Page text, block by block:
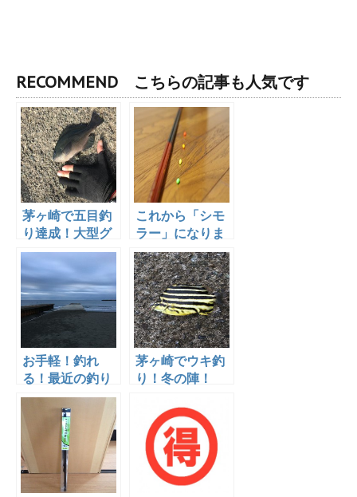
RECOMMEND こちらの記事も人気です
茅ヶ崎で五目釣
り達成！大型グ
レも居たよ！
2016.11.03
これから「シモ
ラー」になりま
す！
お手軽！釣れ
る！最近の釣り
エサはこれ！
茅ヶ崎でウキ釣
り！冬の陣！